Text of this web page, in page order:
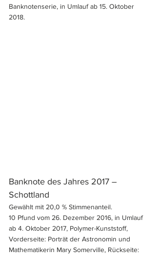
Banknotenserie, in Umlauf ab 15. Oktober
2018.
Banknote des Jahres 2017 –
Schottland
Gewählt mit 20,0 % Stimmenanteil.
10 Pfund vom 26. Dezember 2016, in Umlauf
ab 4. Oktober 2017, Polymer-Kunststoff,
Vorderseite: Porträt der Astronomin und
Mathematikerin Mary Somerville, Rückseite: